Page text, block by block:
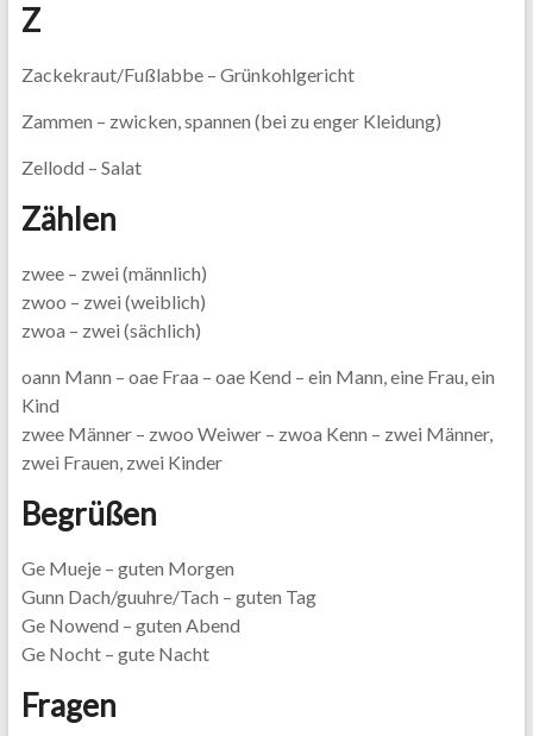
Z
Zackekraut/Fußlabbe – Grünkohlgericht
Zammen – zwicken, spannen (bei zu enger Kleidung)
Zellodd – Salat
Zählen
zwee – zwei (männlich)
zwoo – zwei (weiblich)
zwoa – zwei (sächlich)
oann Mann – oae Fraa – oae Kend – ein Mann, eine Frau, ein
Kind
zwee Männer – zwoo Weiwer – zwoa Kenn – zwei Männer,
zwei Frauen, zwei Kinder
Begrüßen
Ge Mueje – guten Morgen
Gunn Dach/guuhre/Tach – guten Tag
Ge Nowend – guten Abend
Ge Nocht – gute Nacht
Fragen